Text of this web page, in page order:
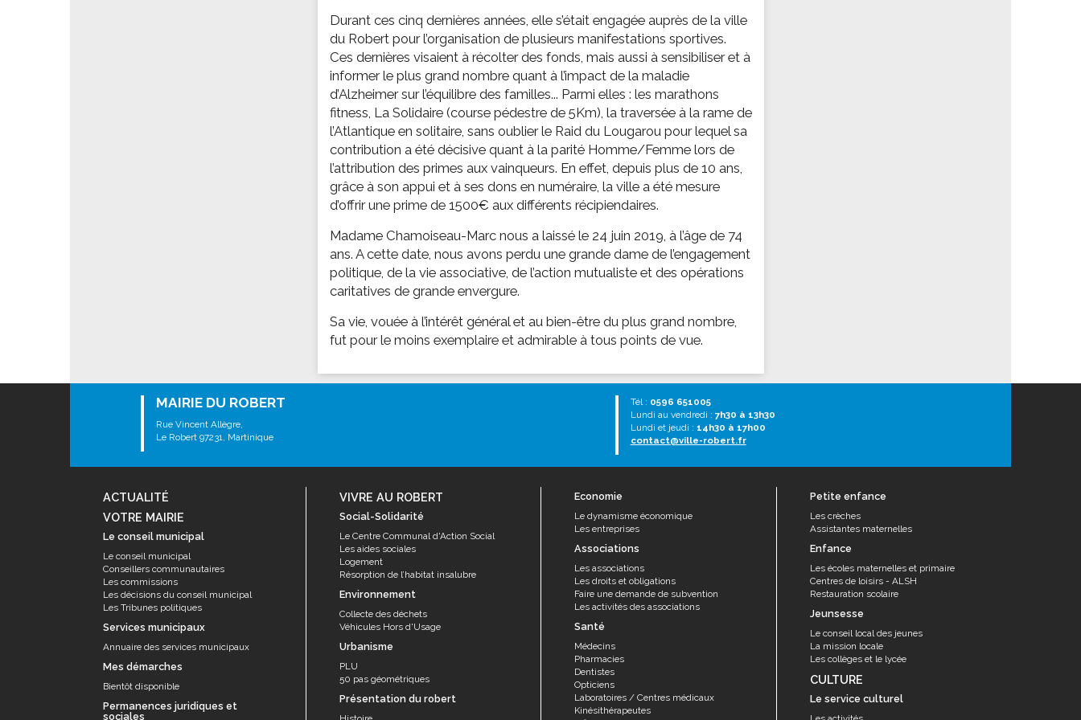
Durant ces cinq dernières années, elle s’était engagée auprès de la ville
du Robert pour l’organisation de plusieurs manifestations sportives.
Ces dernières visaient à récolter des fonds, mais aussi à sensibiliser et à
informer le plus grand nombre quant à l’impact de la maladie
d’Alzheimer sur l’équilibre des familles... Parmi elles : les marathons
fitness, La Solidaire (course pédestre de 5Km), la traversée à la rame de
l’Atlantique en solitaire, sans oublier le Raid du Lougarou pour lequel sa
contribution a été décisive quant à la parité Homme/Femme lors de
l’attribution des primes aux vainqueurs. En effet, depuis plus de 10 ans,
grâce à son appui et à ses dons en numéraire, la ville a été mesure
d’offrir une prime de 1500€ aux différents récipiendaires.
Madame Chamoiseau-Marc nous a laissé le 24 juin 2019, à l’âge de 74
ans. A cette date, nous avons perdu une grande dame de l’engagement
politique, de la vie associative, de l’action mutualiste et des opérations
caritatives de grande envergure.
Sa vie, vouée à l’intérêt général et au bien-être du plus grand nombre,
fut pour le moins exemplaire et admirable à tous points de vue.
MAIRIE DU ROBERT
Rue Vincent Allègre,
Le Robert 97231, Martinique
Tél : 0596 651005
Lundi au vendredi : 7h30 à 13h30
Lundi et jeudi : 14h30 à 17h00
contact@ville-robert.fr
ACTUALITÉ
VOTRE MAIRIE
Le conseil municipal
Le conseil municipal
Conseillers communautaires
Les commissions
Les décisions du conseil municipal
Les Tribunes politiques
Services municipaux
Annuaire des services municipaux
Mes démarches
Bientôt disponible
Permanences juridiques et
sociales
VIVRE AU ROBERT
Social-Solidarité
Le Centre Communal d'Action Social
Les aides sociales
Logement
Résorption de l’habitat insalubre
Environnement
Collecte des déchets
Véhicules Hors d'Usage
Urbanisme
PLU
50 pas géométriques
Présentation du robert
Economie
Le dynamisme économique
Les entreprises
Associations
Les associations
Les droits et obligations
Faire une demande de subvention
Les activités des associations
Santé
Médecins
Pharmacies
Dentistes
Opticiens
Laboratoires / Centres médicaux
Kinésithérapeutes
Petite enfance
Les crèches
Assistantes maternelles
Enfance
Les écoles maternelles et primaire
Centres de loisirs - ALSH
Restauration scolaire
Jeunsesse
Le conseil local des jeunes
La mission locale
Les collèges et le lycée
CULTURE
Le service culturel